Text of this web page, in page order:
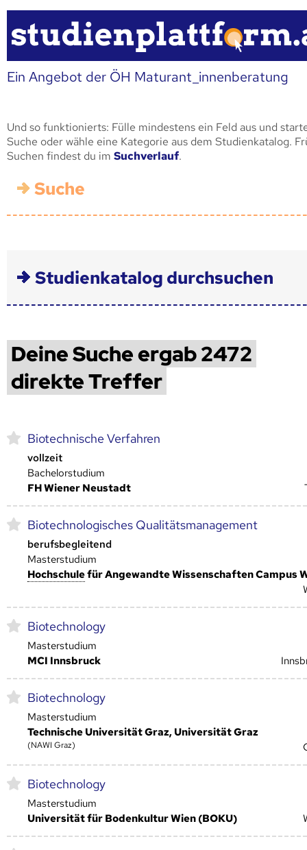
Ein Angebot der ÖH Maturant_innenberatung
Und so funktionierts: Fülle mindestens ein Feld aus und
Suche oder wähle eine Kategorie aus dem Studienkatalog.
Suchen findest du im Suchverlauf.
Suche
Studienkatalog durchsuchen
Deine Suche ergab 2472
direkte Treffer
Biotechnische Verfahren
vollzeit
Bachelorstudium
FH Wiener Neustadt
Biotechnologisches Qualitätsmanagement
berufsbegleitend
Masterstudium
Hoch­schulefür Angewandte Wissenschaften Campus
Biotechnology
Masterstudium
MCI Innsbruck
Biotechnology
Masterstudium
Technische Universität Graz, Universität Graz
(NAWI Graz)
Biotechnology
Masterstudium
Universität für Bodenkultur Wien (BOKU)